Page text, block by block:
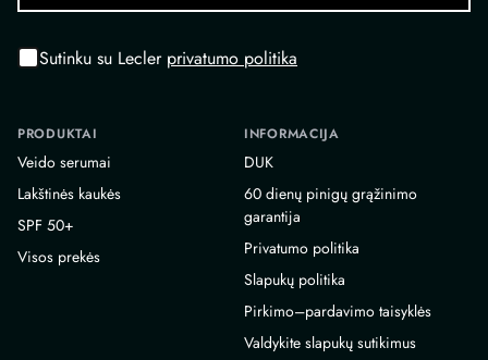
Sutinku su Lecler privatumo politika
PRODUKTAI
Veido serumai
Lakštinės kaukės
SPF 50+
Visos prekės
INFORMACIJA
DUK
60 dienų pinigų grąžinimo
garantija
Privatumo politika
Slapukų politika
Pirkimo–pardavimo taisyklės
Valdykite slapukų sutikimus